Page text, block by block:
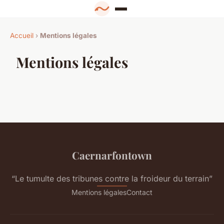
Accueil › Mentions légales
Mentions légales
Caernarfontown
“Le tumulte des tribunes contre la froideur du terrain”
Mentions légalesContact